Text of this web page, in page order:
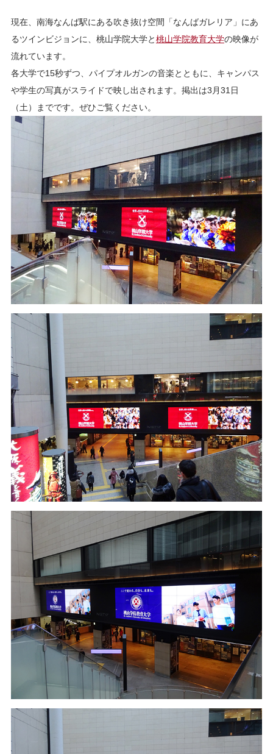
現在、南海なんば駅にある吹き抜け空間「なんばガレリア」にあ
るツインビジョンに、桃山学院大学と桃山学院教育大学の映像が
流れています。
各大学で15秒ずつ、パイプオルガンの音楽とともに、キャンパス
や学生の写真がスライドで映し出されます。掲出は3月31日
（土）までです。ぜひご覧ください。